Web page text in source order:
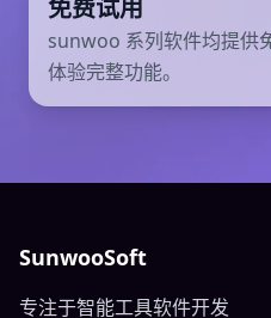
免费试用
sunwoo 系列软件均提供
体验完整功能。
SunwooSoft
专注于智能工具软件开发